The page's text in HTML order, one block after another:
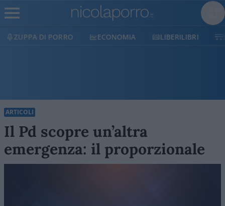
DI PORRO ECONOMIA LIBERILIBRI
ARTICOLI
Il Pd scopre un’altra
emergenza: il proporzionale